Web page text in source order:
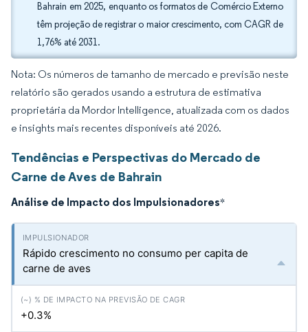
Bahrain em 2025, enquanto os formatos de Comércio Externo
têm projeção de registrar o maior crescimento, com CAGR de
1,76% até 2031.
Nota: Os números de tamanho de mercado e previsão neste
relatório são gerados usando a estrutura de estimativa
proprietária da Mordor Intelligence, atualizada com os dados
e insights mais recentes disponíveis até 2026.
Tendências e Perspectivas do Mercado de
Carne de Aves de Bahrain
Análise de Impacto dos Impulsionadores*
Rápido crescimento no consumo per capita de
carne de aves
+0.3%